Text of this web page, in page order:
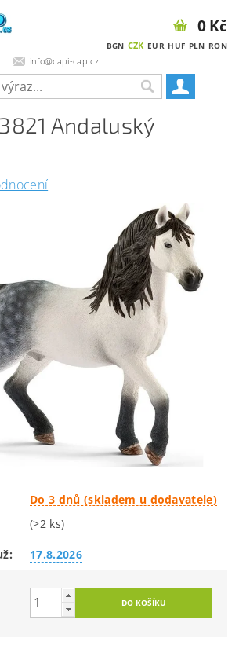
info@capi-cap.cz
BGN CZK EUR HUF PLN RON
0 Kč
Andaluský
Do 3 dnů (skladem u dodavatele)
(>2 ks)
17.8.2026